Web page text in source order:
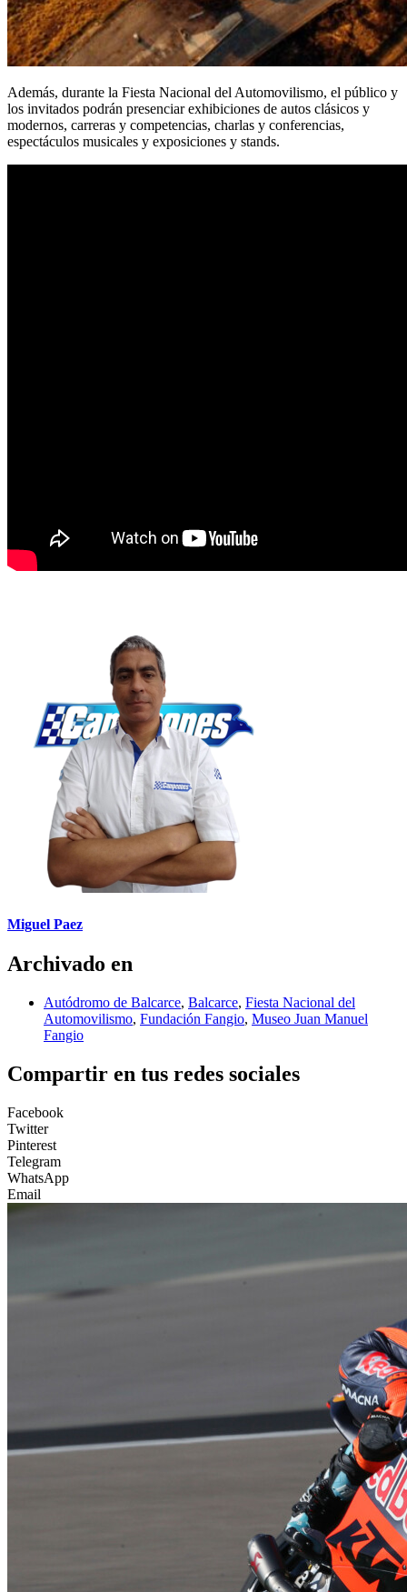
Además, durante la Fiesta Nacional del Automovilismo, el público y
los invitados podrán presenciar exhibiciones de autos clásicos y
modernos, carreras y competencias, charlas y conferencias,
espectáculos musicales y exposiciones y stands.
Miguel Paez
Archivado en
Autódromo de Balcarce, Balcarce, Fiesta Nacional del
Automovilismo, Fundación Fangio, Museo Juan Manuel
Fangio
Compartir en tus redes sociales
Facebook
Twitter
Pinterest
Telegram
WhatsApp
Email